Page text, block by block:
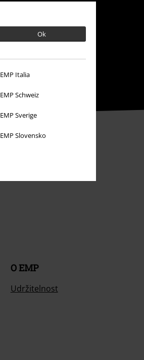
Ok
EMP Italia
EMP Schweiz
EMP Sverige
EMP Slovensko
O EMP
Udržitelnost